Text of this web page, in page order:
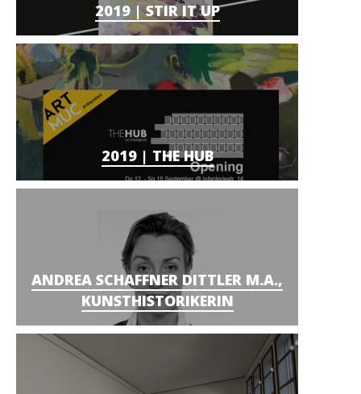
2019 | STIR IT UP
2019 | THE HUB
ANDREA SCHAFFNER DITTLER M.A.,
KUNSTHISTORIKERIN